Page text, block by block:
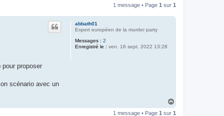
1 message • Page 1 sur 1
abbath01
Expert européen de la murder party
Messages : 2
Enregistré le : ven. 16 sept. 2022 13:28
proposer
scénario avec un
1 message • Page 1 sur 1